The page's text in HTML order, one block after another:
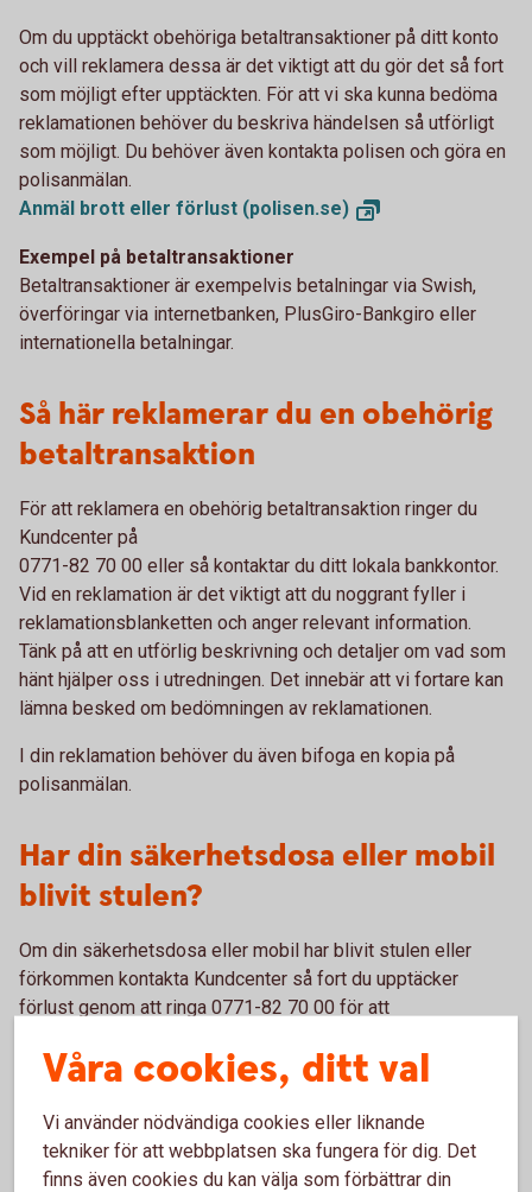
Om du upptäckt obehöriga betaltransaktioner på ditt konto
och vill reklamera dessa är det viktigt att du gör det så fort
som möjligt efter upptäckten. För att vi ska kunna bedöma
reklamationen behöver du beskriva händelsen så utförligt
som möjligt. Du behöver även kontakta polisen och göra en
polisanmälan.
Anmäl brott eller förlust (polisen.se)
Exempel på betaltransaktioner
Betaltransaktioner är exempelvis betalningar via Swish,
överföringar via internetbanken, PlusGiro-Bankgiro eller
internationella betalningar.
Så här reklamerar du en obehörig
betaltransaktion
För att reklamera en obehörig betaltransaktion ringer du
Kundcenter på
0771-82 70 00 eller så kontaktar du ditt lokala bankkontor.
Vid en reklamation är det viktigt att du noggrant fyller i
reklamationsblanketten och anger relevant information.
Tänk på att en utförlig beskrivning och detaljer om vad som
hänt hjälper oss i utredningen. Det innebär att vi fortare kan
lämna besked om bedömningen av reklamationen.
I din reklamation behöver du även bifoga en kopia på
polisanmälan.
Har din säkerhetsdosa eller mobil
blivit stulen?
Om din säkerhetsdosa eller mobil har blivit stulen eller
förkommen kontakta Kundcenter så fort du upptäcker
förlust genom att ringa 0771-82 70 00 för att
Våra cookies, ditt val
Vi använder nödvändiga cookies eller liknande
tekniker för att webbplatsen ska fungera för dig. Det
finns även cookies du kan välja som förbättrar din